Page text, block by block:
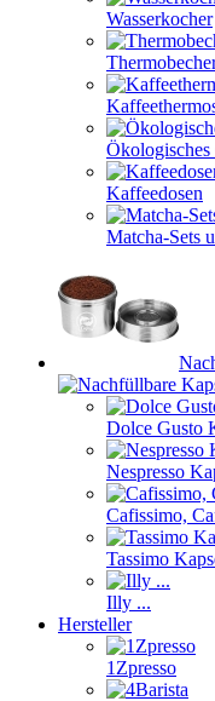
Wasserkocher
Ökologisches
Kaffeedosen
Matcha-Sets
Dolce Gusto
Nespresso
Cafissimo,
Tassimo
Illy ...
Hersteller
1Zpresso